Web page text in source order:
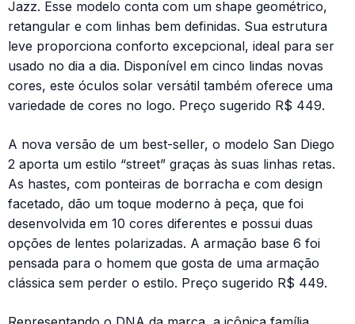
Jazz. Esse modelo conta com um shape geométrico,
retangular e com linhas bem definidas. Sua estrutura
leve proporciona conforto excepcional, ideal para ser
usado no dia a dia. Disponível em cinco lindas novas
cores, este óculos solar versátil também oferece uma
variedade de cores no logo. Preço sugerido R$ 449.
A nova versão de um best-seller, o modelo San Diego
2 aporta um estilo “street” graças às suas linhas retas.
As hastes, com ponteiras de borracha e com design
facetado, dão um toque moderno à peça, que foi
desenvolvida em 10 cores diferentes e possui duas
opções de lentes polarizadas. A armação base 6 foi
pensada para o homem que gosta de uma armação
clássica sem perder o estilo. Preço sugerido R$ 449.